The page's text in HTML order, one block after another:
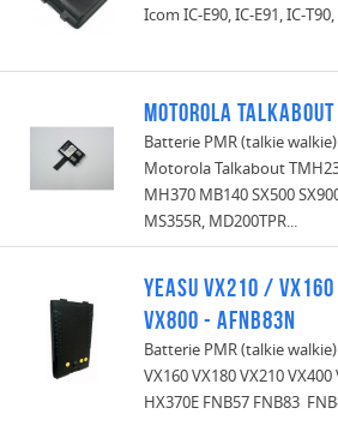
Icom IC-E90, IC-E91, IC-T90,
Motorola Talkabout
Batterie PMR (talkie
Motorola Talkabout
MH370 MB140 SX500
MS355R, MD200TPR...
Yeasu VX210 /
VX800 - AFNB83N
Batterie PMR (talkie
VX160 VX180 VX210
HX370E FNB57 FNB83